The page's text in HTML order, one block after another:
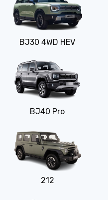
BJ30 4WD HEV
BJ40 Pro
212